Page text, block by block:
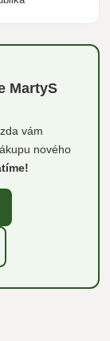
MartyS
vám
nového